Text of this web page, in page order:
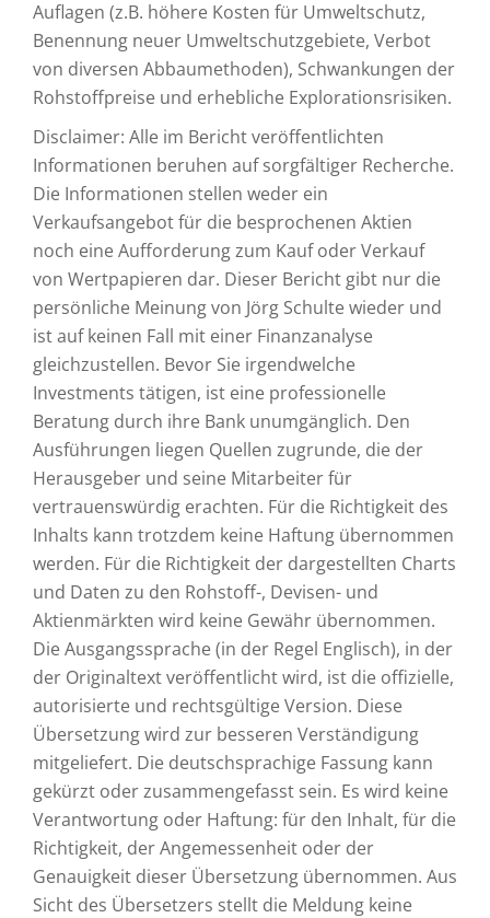
Auflagen (z.B. höhere Kosten für Umweltschutz,
Benennung neuer Umweltschutzgebiete, Verbot
von diversen Abbaumethoden), Schwankungen der
Rohstoffpreise und erhebliche Explorationsrisiken.
Disclaimer: Alle im Bericht veröffentlichten
Informationen beruhen auf sorgfältiger Recherche.
Die Informationen stellen weder ein
Verkaufsangebot für die besprochenen Aktien
noch eine Aufforderung zum Kauf oder Verkauf
von Wertpapieren dar. Dieser Bericht gibt nur die
persönliche Meinung von Jörg Schulte wieder und
ist auf keinen Fall mit einer Finanzanalyse
gleichzustellen. Bevor Sie irgendwelche
Investments tätigen, ist eine professionelle
Beratung durch ihre Bank unumgänglich. Den
Ausführungen liegen Quellen zugrunde, die der
Herausgeber und seine Mitarbeiter für
vertrauenswürdig erachten. Für die Richtigkeit des
Inhalts kann trotzdem keine Haftung übernommen
werden. Für die Richtigkeit der dargestellten Charts
und Daten zu den Rohstoff-, Devisen- und
Aktienmärkten wird keine Gewähr übernommen.
Die Ausgangssprache (in der Regel Englisch), in der
der Originaltext veröffentlicht wird, ist die offizielle,
autorisierte und rechtsgültige Version. Diese
Übersetzung wird zur besseren Verständigung
mitgeliefert. Die deutschsprachige Fassung kann
gekürzt oder zusammengefasst sein. Es wird keine
Verantwortung oder Haftung: für den Inhalt, für die
Richtigkeit, der Angemessenheit oder der
Genauigkeit dieser Übersetzung übernommen. Aus
Sicht des Übersetzers stellt die Meldung keine